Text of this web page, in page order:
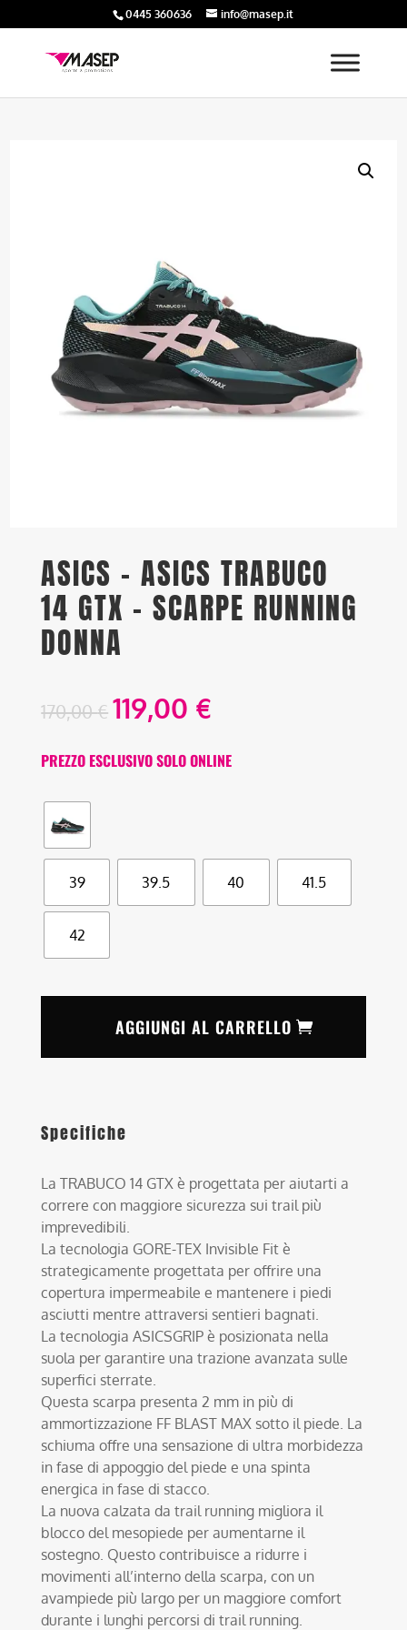
0445 360636 info@masep.it
ASICS – ASICS TRABUCO
14 GTX – SCARPE RUNNING
DONNA
170,00€ 119,00 €
PREZZO ESCLUSIVO SOLO ONLINE
39 39.5 40 41.5
42
AGGIUNGI AL CARRELLO
Specifiche
La TRABUCO 14 GTX è progettata per aiutarti a
correre con maggiore sicurezza sui trail più
imprevedibili.
La tecnologia GORE-TEX Invisible Fit è
strategicamente progettata per offrire una
copertura impermeabile e mantenere i piedi
asciutti mentre attraversi sentieri bagnati.
La tecnologia ASICSGRIP è posizionata nella
suola per garantire una trazione avanzata sulle
superfici sterrate.
Questa scarpa presenta 2 mm in più di
ammortizzazione FF BLAST MAX sotto il piede. La
schiuma offre una sensazione di ultra morbidezza
in fase di appoggio del piede e una spinta
energica in fase di stacco.
La nuova calzata da trail running migliora il
blocco del mesopiede per aumentarne il
sostegno. Questo contribuisce a ridurre i
movimenti all’interno della scarpa, con un
avampiede più largo per un maggiore comfort
durante i lunghi percorsi di trail running.